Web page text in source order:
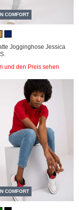
COMFORT
Jogginghose Jessica
und den Preis sehen
COMFORT